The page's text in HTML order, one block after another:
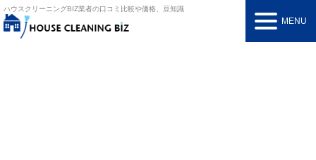
ハウスクリーニングBIZ業者の口コミ比較や価格、豆知識
MENU